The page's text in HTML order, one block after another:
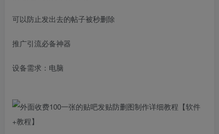
可以防止发出去的帖子被秒删除
推广引流必备神器
设备需求：电脑